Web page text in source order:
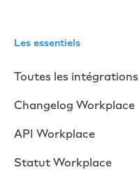
Les essentiels
Toutes les intégrations
Changelog Workplace
API Workplace
Statut Workplace